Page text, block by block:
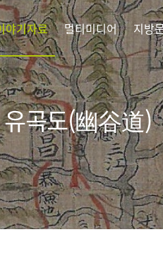
야기자료 멀티미디어 지방
곡도(幽谷道)